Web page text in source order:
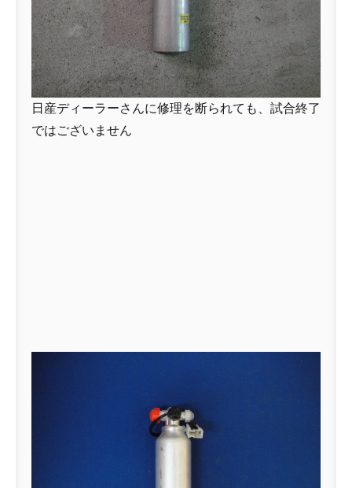
日産ディーラーさんに修理を断られても、試合終了
ではございません